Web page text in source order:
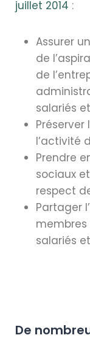
juillet 2014 :
Assurer
de
de
salariés
l’activité
Prendre
sociaux
respect
Partager
membres
salariés
De